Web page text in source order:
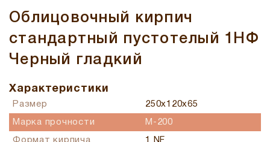
Облицовочный кирпич
стандартный пустотелый 1НФ
Черный гладкий
Характеристики
Размер 250x120x65
Марка прочности М-200
Формат кирпича 1 NF